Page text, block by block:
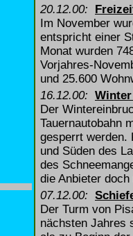
20.12.00:
Im November
entspricht einer
Monat wurden
Vorjahres-
und 25.600
16.12.00:
Der
Tauernautobahn
gesperrt werden.
und Süden des
des
die Anbieter
07.12.00:
Der Turm von
nächsten Jahres